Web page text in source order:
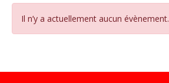
Il n’y a actuellement aucun évènement.